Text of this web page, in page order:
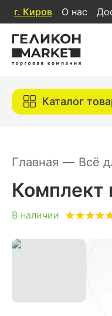
г. Киров О нас
Каталог
Главная — Всё
В наличии
Комплект
В наличии